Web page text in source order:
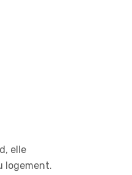
elle
logement.